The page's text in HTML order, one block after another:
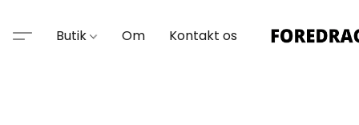
Butik Om Kontakt os